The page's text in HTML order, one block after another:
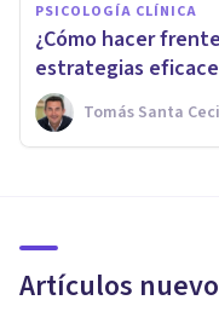
PSICOLOGÍA CLÍNICA
¿Cómo hacer
estrategias
Tomás Santa
Artículos